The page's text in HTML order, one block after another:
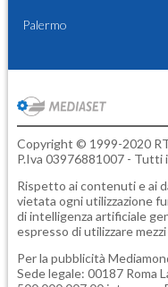
Palermo
Copyright © 1999-2020
P.Iva 03976881007 - Tutti
Rispetto ai contenuti e ai
vietata ogni utilizzazione
di intelligenza artificiale
espresso di utilizzare
Per la pubblicità
Sede legale: 00187 Roma